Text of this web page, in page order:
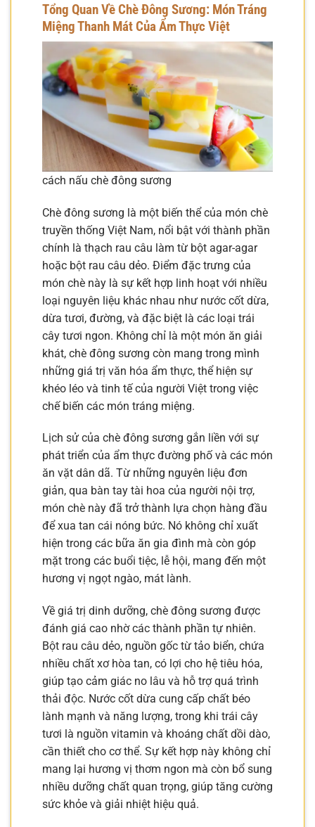
Tổng Quan Về Chè Đông Sương: Món Tráng
Miệng Thanh Mát Của Ẩm Thực Việt
cách nấu chè đông sương
Chè đông sương là một biến thể của món chè
truyền thống Việt Nam, nổi bật với thành phần
chính là thạch rau câu làm từ bột agar-agar
hoặc bột rau câu dẻo. Điểm đặc trưng của
món chè này là sự kết hợp linh hoạt với nhiều
loại nguyên liệu khác nhau như nước cốt dừa,
dừa tươi, đường, và đặc biệt là các loại trái
cây tươi ngon. Không chỉ là một món ăn giải
khát, chè đông sương còn mang trong mình
những giá trị văn hóa ẩm thực, thể hiện sự
khéo léo và tinh tế của người Việt trong việc
chế biến các món tráng miệng.
Lịch sử của chè đông sương gắn liền với sự
phát triển của ẩm thực đường phố và các món
ăn vặt dân dã. Từ những nguyên liệu đơn
giản, qua bàn tay tài hoa của người nội trợ,
món chè này đã trở thành lựa chọn hàng đầu
để xua tan cái nóng bức. Nó không chỉ xuất
hiện trong các bữa ăn gia đình mà còn góp
mặt trong các buổi tiệc, lễ hội, mang đến một
hương vị ngọt ngào, mát lành.
Về giá trị dinh dưỡng, chè đông sương được
đánh giá cao nhờ các thành phần tự nhiên.
Bột rau câu dẻo, nguồn gốc từ tảo biển, chứa
nhiều chất xơ hòa tan, có lợi cho hệ tiêu hóa,
giúp tạo cảm giác no lâu và hỗ trợ quá trình
thải độc. Nước cốt dừa cung cấp chất béo
lành mạnh và năng lượng, trong khi trái cây
tươi là nguồn vitamin và khoáng chất dồi dào,
cần thiết cho cơ thể. Sự kết hợp này không chỉ
mang lại hương vị thơm ngon mà còn bổ sung
nhiều dưỡng chất quan trọng, giúp tăng cường
sức khỏe và giải nhiệt hiệu quả.